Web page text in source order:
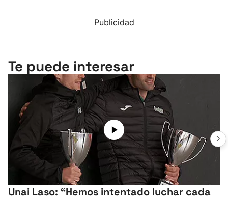
Publicidad
Te puede interesar
Unai Laso: “Hemos intentado luchar cada